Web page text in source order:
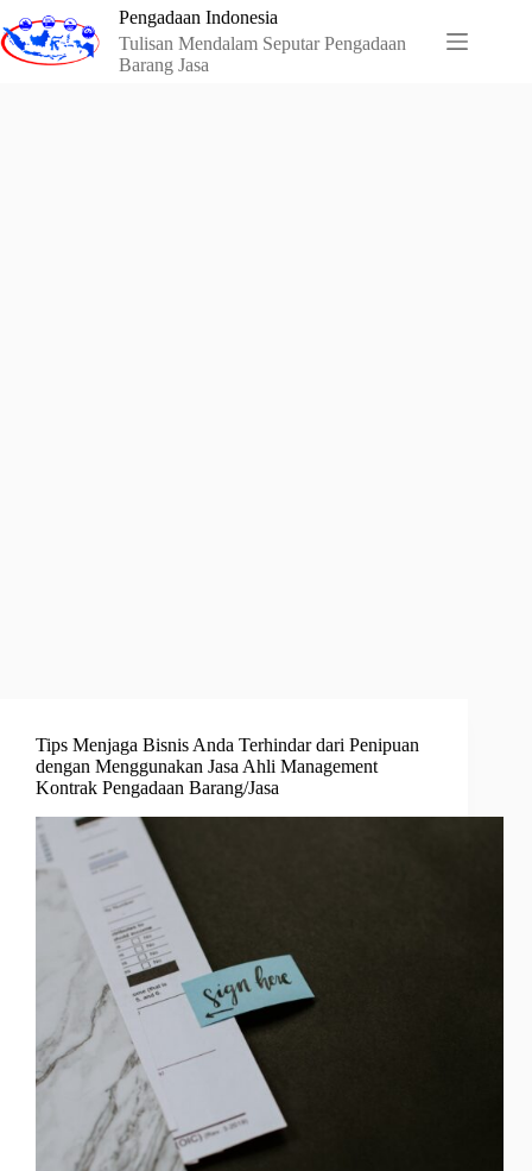
to
content
Pengadaan Indonesia
Tulisan Mendalam Seputar Pengadaan
Barang Jasa
Tips Menjaga Bisnis Anda Terhindar dari Penipuan
dengan Menggunakan Jasa Ahli Management
Kontrak Pengadaan Barang/Jasa